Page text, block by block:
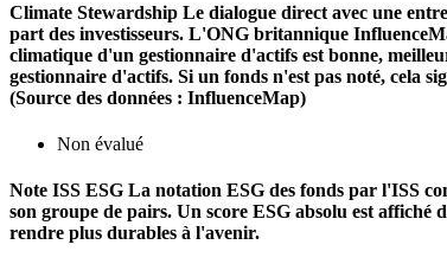
Climate Stewardship Le dialogue direct avec une
part des investisseurs. L'ONG britannique
climatique d'un gestionnaire d'actifs est bonne,
gestionnaire d'actifs. Si un fonds n'est pas noté, cela
(Source des données : InfluenceMap)
Non évalué
Note ISS ESG La notation ESG des fonds par l'ISS
son groupe de pairs. Un score ESG absolu est
rendre plus durables à l'avenir.